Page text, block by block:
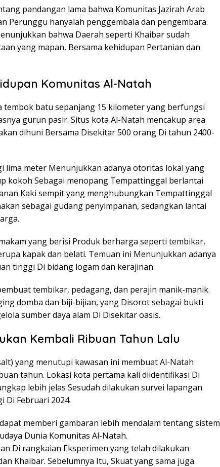
pandangan lama bahwa Komunitas Jazirah Arab
Perunggu hanyalah penggembala dan pengembara.
bahwa Daerah seperti Khaibar sudah
yang mapan, Bersama kehidupan Pertanian dan
Komunitas Al-Natah
tembok batu sepanjang 15 kilometer yang berfungsi
gurun pasir. Situs kota Al-Natah mencakup area
dihuni Bersama Disekitar 500 orang Di tahun 2400-
lima meter Menunjukkan adanya otoritas lokal yang
kokoh Sebagai menopang Tempattinggal berlantai
Kaki sempit yang menghubungkan Tempattinggal
sebagai gudang penyimpanan, sedangkan lantai
yang berisi Produk berharga seperti tembikar,
kapak dan belati. Temuan ini Menunjukkan adanya
tinggi Di bidang logam dan kerajinan.
tembikar, pedagang, dan perajin manik-manik.
domba dan biji-bijian, yang Disorot sebagai bukti
sumber daya alam Di Disekitar oasis.
Kembali Ribuan Tahun Lalu
yang menutupi kawasan ini membuat Al-Natah
tahun. Lokasi kota pertama kali diidentifikasi Di
lebih jelas Sesudah dilakukan survei lapangan
Di Februari 2024.
memberi gambaran lebih mendalam tentang sistem
Dunia Komunitas Al-Natah.
Di rangkaian Eksperimen yang telah dilakukan
Khaibar. Sebelumnya Itu, Skuat yang sama juga